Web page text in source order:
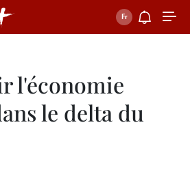
l'économie
le delta du